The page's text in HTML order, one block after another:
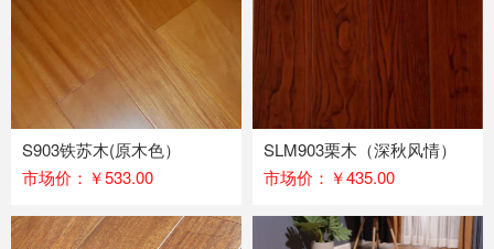
S903铁苏木(原木色）
市场价：￥533.00
SLM903栗木（深秋风情）
市场价：￥435.00